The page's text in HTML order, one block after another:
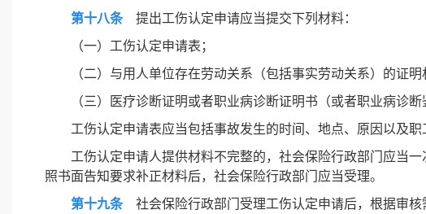
第十八条提出工伤认定申请应当提交下列材料：
（一）工伤认定申请表；
（二）与用人单位存在劳动关系（包括事实劳动关系）的证明
（三）医疗诊断证明或者职业病诊断证明书（或者职业病诊断
工伤认定申请表应当包括事故发生的时间、地点、原因以及职
工伤认定申请人提供材料不完整的，社会保险行政部门应当
照书面告知要求补正材料后，社会保险行政部门应当受理。
第十九条社会保险行政部门受理工伤认定申请后，根据审核